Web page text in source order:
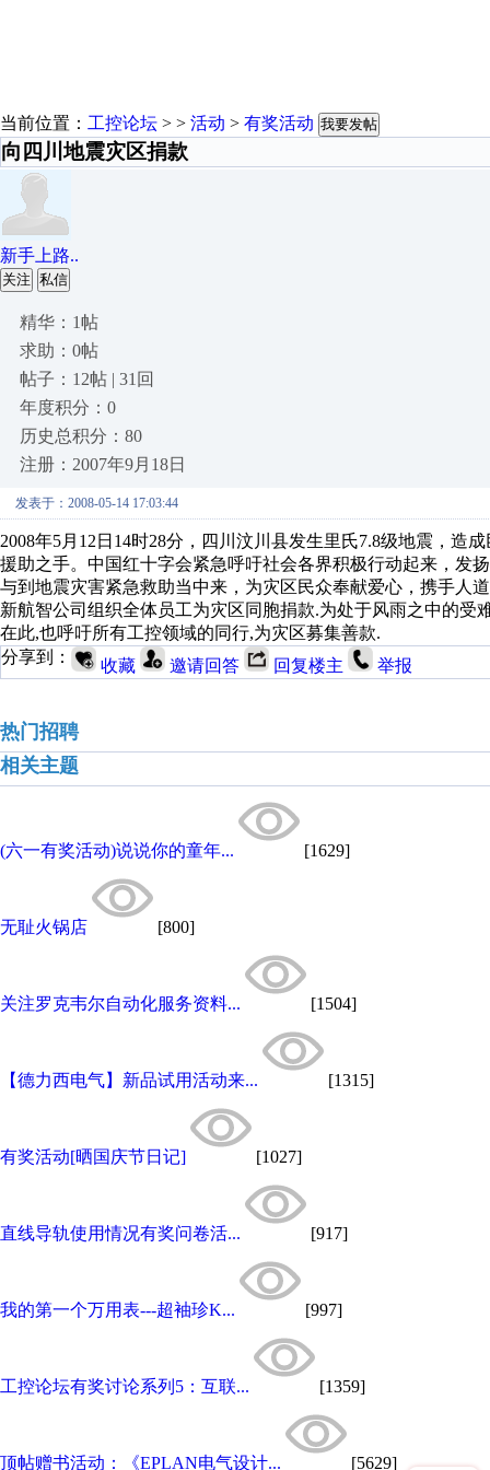
当前位置： 工控论坛 > > 活动 > 有奖活动 我要发帖
向四川地震灾区捐款
新手上路..
关注 私信
精华：1帖
求助：0帖
帖子：12帖 | 31回
年度积分：0
历史总积分：80
注册：2007年9月18日
发表于：2008-05-14 17:03:44
2008年5月12日14时28分，四川汶川县发生里氏7.8级地震，造
援助之手。中国红十字会紧急呼吁社会各界积极行动起来，发
与到地震灾害紧急救助当中来，为灾区民众奉献爱心，携手人
新航智公司组织全体员工为灾区同胞捐款.为处于风雨之中的受
在此,也呼吁所有工控领域的同行,为灾区募集善款.
分享到：
收藏 邀请回答 回复楼主 举报
热门招聘
相关主题
(六一有奖活动)说说你的童年... [1629]
无耻火锅店 [800]
关注罗克韦尔自动化服务资料... [1504]
【德力西电气】新品试用活动来... [1315]
有奖活动[晒国庆节日记] [1027]
直线导轨使用情况有奖问卷活... [917]
我的第一个万用表---超袖珍K... [997]
工控论坛有奖讨论系列5：互联... [1359]
顶帖赠书活动：《EPLAN电气设计... [5629]